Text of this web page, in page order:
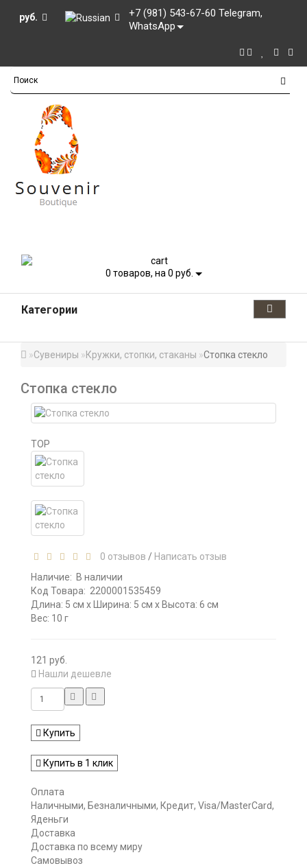
руб.
+7 (981) 543-67-60 Telegram,
WhatsApp
0 товаров, на 0 руб.
Категории
Сувениры Кружки, стопки, стаканы Стопка стекло
Стопка стекло
TOP
0 отзывов / Написать отзыв
Наличие: В наличии
Код Товара: 2200001535459
Длина: 5 см x Ширина: 5 см x Высота: 6 см
Вес: 10 г
121 руб.
Нашли дешевле
Купить
Купить в 1 клик
Оплата
Наличными, Безналичными, Кредит, Visa/MasterCard,
Яденьги
Доставка
Доставка по всему миру
Самовывоз